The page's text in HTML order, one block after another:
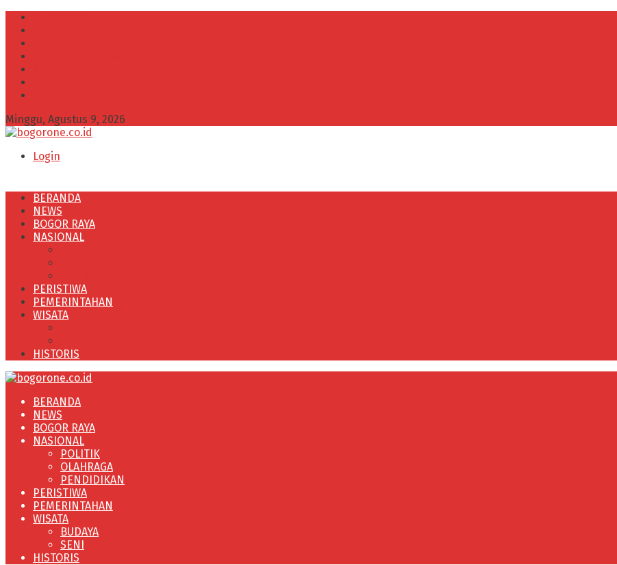
Minggu, Agustus 9, 2026
Login
BERANDA
NEWS
BOGOR RAYA
NASIONAL
PERISTIWA
PEMERINTAHAN
WISATA
HISTORIS
BERANDA
NEWS
BOGOR RAYA
NASIONAL
POLITIK
OLAHRAGA
PENDIDIKAN
PERISTIWA
PEMERINTAHAN
WISATA
BUDAYA
SENI
HISTORIS